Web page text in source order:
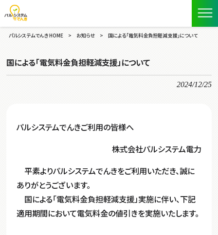
パルシステムでんき HOME > お知らせ > 国による「電気料金負担軽減支援」について
国による「電気料金負担軽減支援」について
2024/12/25
パルシステムでんきご利用の皆様へ
株式会社パルシステム電力
平素よりパルシステムでんきをご利用いただき、誠に
ありがとうございます。
国による「電気料金負担軽減支援」実施に伴い、下記
適用期間において電気料金の値引きを実施いたします。